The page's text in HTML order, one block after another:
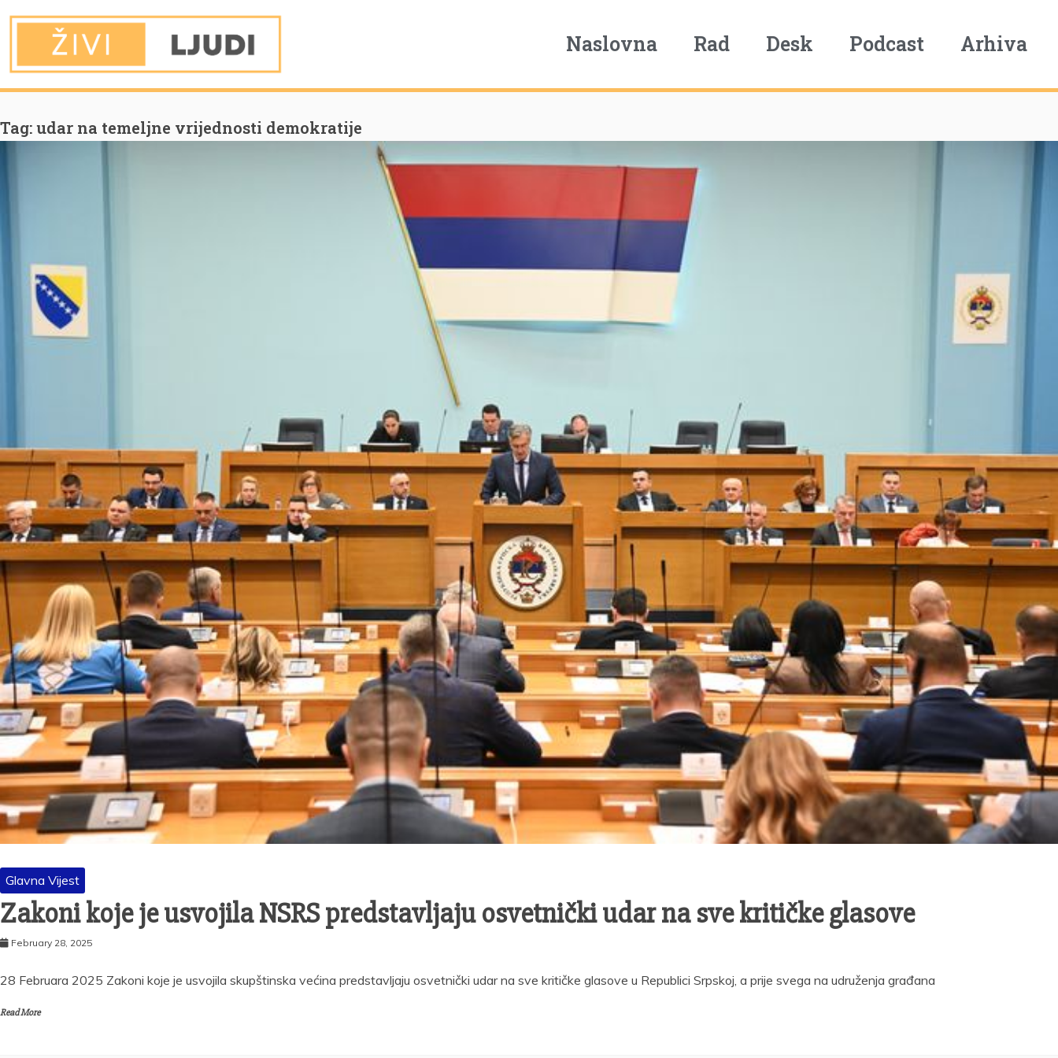
Naslovna Rad Desk Podcast Arhiva
You are Here
Home
udar na temeljne vrijednosti demokratije
Tag:udar na temeljne vrijednosti demokratije
Glavna Vijest
Zakoni koje je usvojila NSRS predstavljaju osvetnički udar na sve kritičke glasove
February 28, 2025
28 Februara 2025 Zakoni koje je usvojila skupštinska većina predstavljaju osvetnički udar na sve kritičke glasove u Republici Srpskoj, a prije svega na udruženja građana
Read More